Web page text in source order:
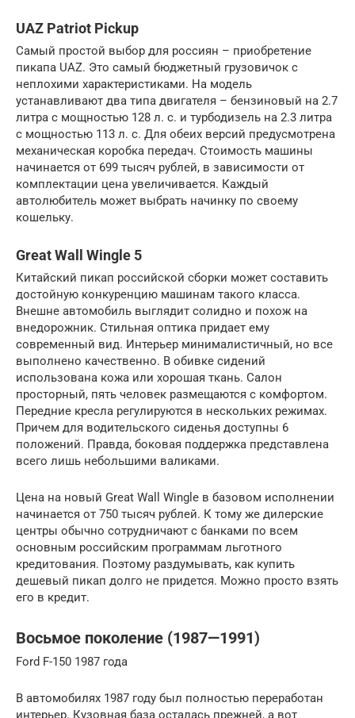
UAZ Patriot Pickup
Самый простой выбор для россиян – приобретение
пикапа UAZ. Это самый бюджетный грузовичок с
неплохими характеристиками. На модель
устанавливают два типа двигателя – бензиновый на 2.7
литра с мощностью 128 л. с. и турбодизель на 2.3 литра
с мощностью 113 л. с. Для обеих версий предусмотрена
механическая коробка передач. Стоимость машины
начинается от 699 тысяч рублей, в зависимости от
комплектации цена увеличивается. Каждый
автолюбитель может выбрать начинку по своему
кошельку.
Great Wall Wingle 5
Китайский пикап российской сборки может составить
достойную конкуренцию машинам такого класса.
Внешне автомобиль выглядит солидно и похож на
внедорожник. Стильная оптика придает ему
современный вид. Интерьер минималистичный, но все
выполнено качественно. В обивке сидений
использована кожа или хорошая ткань. Салон
просторный, пять человек размещаются с комфортом.
Передние кресла регулируются в нескольких режимах.
Причем для водительского сиденья доступны 6
положений. Правда, боковая поддержка представлена
всего лишь небольшими валиками.
Цена на новый Great Wall Wingle в базовом исполнении
начинается от 750 тысяч рублей. К тому же дилерские
центры обычно сотрудничают с банками по всем
основным российским программам льготного
кредитования. Поэтому раздумывать, как купить
дешевый пикап долго не придется. Можно просто взять
его в кредит.
Восьмое поколение (1987—1991)
Ford F-150 1987 года
В автомобилях 1987 году был полностью переработан
интерьер. Кузовная база осталась прежней, а вот